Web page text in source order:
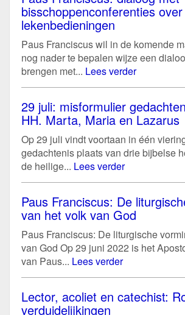
bisschoppenconferenties
lekenbedieningen
Paus Franciscus wil in de komende
nog nader te bepalen wijze een
brengen met... Lees verder
29 juli: misformulier
HH. Marta, Maria en Lazarus
Op 29 juli vindt voortaan in één
gedachtenis plaats van drie bijbelse
de heilige... Lees verder
Paus Franciscus: De
van het volk van God
Paus Franciscus: De liturgische
van God Op 29 juni 2022 is het
van Paus... Lees verder
Lector, acoliet en catechist:
verduidelijkingen